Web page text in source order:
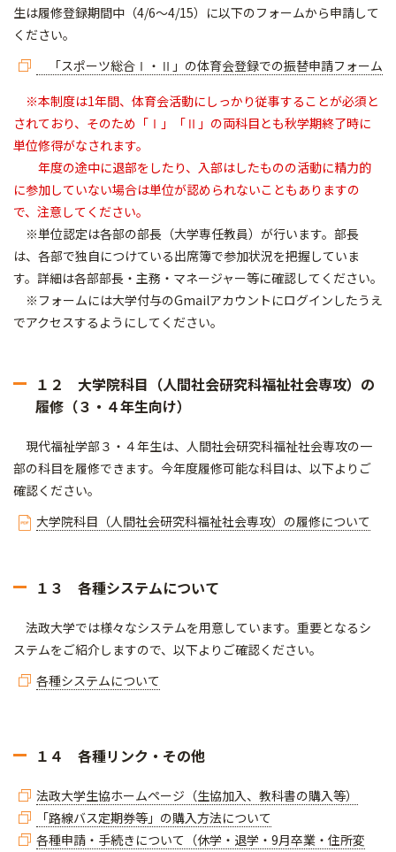
生は履修登録期間中（4/6～4/15）に以下のフォームから申請して
ください。
「スポーツ総合Ⅰ・Ⅱ」の体育会登録での振替申請フォーム
※本制度は1年間、体育会活動にしっかり従事することが必須と
されており、そのため「Ⅰ」「Ⅱ」の両科目とも秋学期終了時に
単位修得がなされます。
年度の途中に退部をしたり、入部はしたものの活動に精力的
に参加していない場合は単位が認められないこともありますの
で、注意してください。
※単位認定は各部の部長（大学専任教員）が行います。部長
は、各部で独自につけている出席簿で参加状況を把握していま
す。詳細は各部部長・主務・マネージャー等に確認してください。
※フォームには大学付与のGmailアカウントにログインしたうえ
でアクセスするようにしてください。
１２ 大学院科目（人間社会研究科福祉社会専攻）の
履修（３・４年生向け）
現代福祉学部３・４年生は、人間社会研究科福祉社会専攻の一
部の科目を履修できます。今年度履修可能な科目は、以下よりご
確認ください。
大学院科目（人間社会研究科福祉社会専攻）の履修について
１３ 各種システムについて
法政大学では様々なシステムを用意しています。重要となるシ
ステムをご紹介しますので、以下よりご確認ください。
各種システムについて
１４ 各種リンク・その他
法政大学生協ホームページ（生協加入、教科書の購入等）
「路線バス定期券等」の購入方法について
各種申請・手続きについて（休学・退学・9月卒業・住所変